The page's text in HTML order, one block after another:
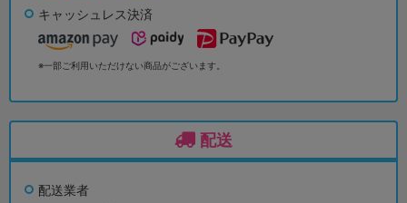
キャッシュレス決済
※一部ご利用いただけない商品がございます。
配送
配送業者